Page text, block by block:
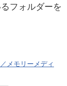
フォルダーを
メモリーメディ